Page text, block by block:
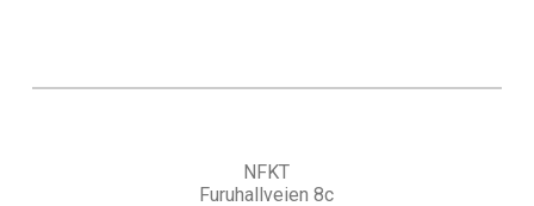
NFKT
Furuhallveien 8c